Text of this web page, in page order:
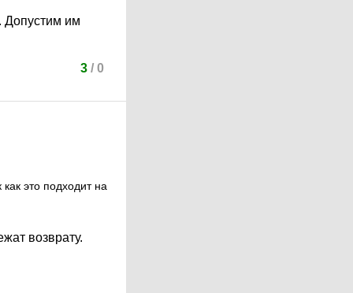
Допустим им
3/ 0
это подходит на
возврату.